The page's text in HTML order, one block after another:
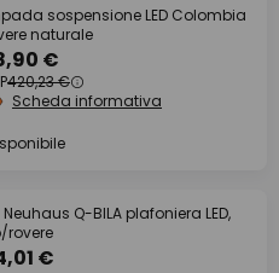
sospensione LED Colombia
naturale
€
420,23 €
Scheda informativa
Neuhaus Q-BILA plafoniera LED,
rovere
€